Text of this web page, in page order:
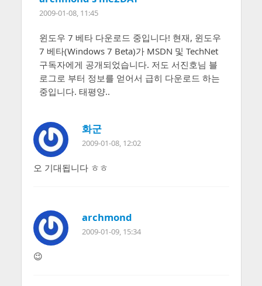
2009-01-08, 11:45
윈도우 7 베타 다운로드 중입니다! 현재, 윈도우
7 베타(Windows 7 Beta)가 MSDN 및 TechNet
구독자에게 공개되었습니다. 저도 서진호님 블
로그로 부터 정보를 얻어서 급히 다운로드 하는
중입니다. 태평양..
화군
2009-01-08, 12:02
오 기대됩니다 ㅎㅎ
archmond
2009-01-09, 15:34
😉